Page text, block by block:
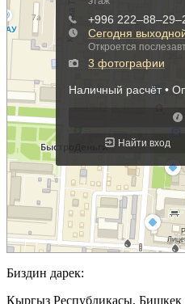
Биздин дарек:
Кыргыз Республикасы,